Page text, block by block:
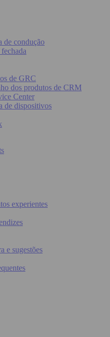
de condução
de GRC
dos produtos de CRM
Center
de dispositivos
experientes
e sugestões